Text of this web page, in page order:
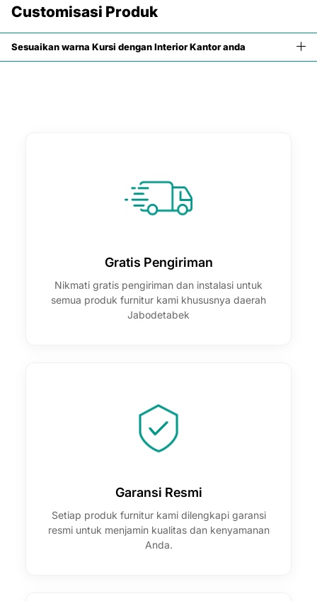
Customisasi Produk
Sesuaikan warna Kursi dengan Interior Kantor anda
Gratis Pengiriman
Nikmati gratis pengiriman dan instalasi untuk
semua produk furnitur kami khususnya daerah
Jabodetabek
Garansi Resmi
Setiap produk furnitur kami dilengkapi garansi
resmi untuk menjamin kualitas dan kenyamanan
Anda.